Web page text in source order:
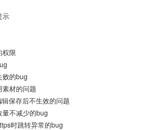
示
权限
败的bug
材的问题
保存后不生效的问题
不减少的bug
时跳转异常的bug